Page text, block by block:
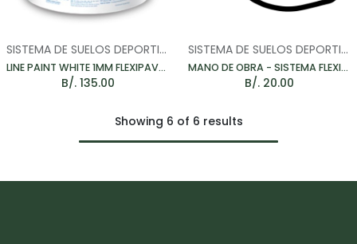
SISTEMA DE SUELOS DEPORTIVOS
LINE PAINT WHITE 1MM FLEXIPAVE - PINTURA PARA LINEAS 25KG
B/. 135.00
SISTEMA DE SUELOS DEPORTIVOS
MANO DE OBRA - SISTEMA FLEXIPAVE M2
B/. 20.00
Showing 6 of 6 results